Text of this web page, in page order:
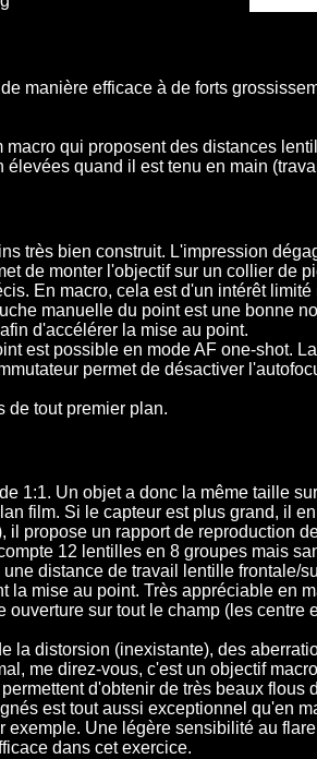
manière efficace à de forts
qui proposent des distances
quand il est tenu en main
très bien construit. L'impression
de monter l'objectif sur un collier de
En macro, cela est d'un intérêt
manuelle du point est une bonne
d'accélérer la mise au point.
est possible en mode AF one-shot.
permet de désactiver
de tout premier plan.
1:1. Un objet a donc la même taille
film. Si le capteur est plus grand, il
il propose un rapport de reproduction
12 lentilles en 8 groupes mais
distance de travail lentille frontale/
la mise au point. Très appréciable en
sur tout le champ (les
la distorsion (inexistante), des
me direz-vous, c'est un objectif
d'obtenir de très beaux flous
est tout aussi exceptionnel qu'en
Une légère sensibilité au
dans cet exercice.